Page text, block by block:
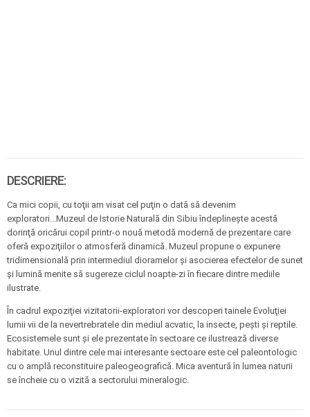
DESCRIERE:
Ca mici copii, cu toţii am visat cel puţin o dată să devenim
exploratori...Muzeul de Istorie Naturală din Sibiu îndeplineşte acestă
dorinţă oricărui copil printr-o nouă metodă modernă de prezentare care
oferă expoziţiilor o atmosferă dinamică. Muzeul propune o expunere
tridimensională prin intermediul dioramelor şi asocierea efectelor de sunet
şi lumină menite să sugereze ciclul noapte-zi în fiecare dintre mediile
ilustrate.
În cadrul expoziţiei vizitatorii-exploratori vor descoperi tainele Evoluţiei
lumii vii de la nevertrebratele din mediul acvatic, la insecte, peşti şi reptile.
Ecosistemele sunt şi ele prezentate în sectoare ce ilustrează diverse
habitate. Unul dintre cele mai interesante sectoare este cel paleontologic
cu o amplă reconstituire paleogeografică. Mica aventură în lumea naturii
se încheie cu o vizită a sectorului mineralogic.